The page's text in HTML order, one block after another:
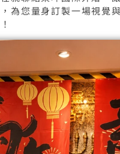
為您量身訂製一場視覺